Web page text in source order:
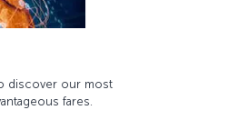
with Turkish Airlines
unique flight experience
a rich in-flight entertainment